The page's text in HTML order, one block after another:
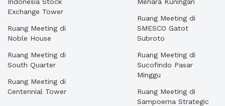
Exchange Tower
Ruang Meeting di
Noble House
Ruang Meeting di
South Quarter
Ruang Meeting di
Centennial Tower
Ruang Meeting di
SMESCO Gatot
Subroto
Ruang Meeting di
Sucofindo Pasar
Minggu
Ruang Meeting di
Sampoerna Strategic